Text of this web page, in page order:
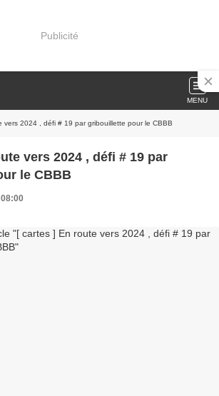
Publicité
MENU
vers 2024 , défi # 19 par gribouillette pour le CBBB
vers 2024 , défi # 19 par
le CBBB